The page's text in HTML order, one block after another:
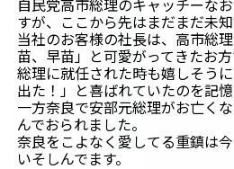
自民党高市総理のキャッチーな
すが、ここから先はまだまだ未知
当社のお客様の社長は、高市総
苗、早苗」と可愛がってきたお方
総理に就任された時も嬉しそう
出た！」と喜ばれていたのを記憶
一方奈良で安部元総理がお亡く
んでおられました。
奈良をこよなく愛してる重鎮は
いそしんでます。